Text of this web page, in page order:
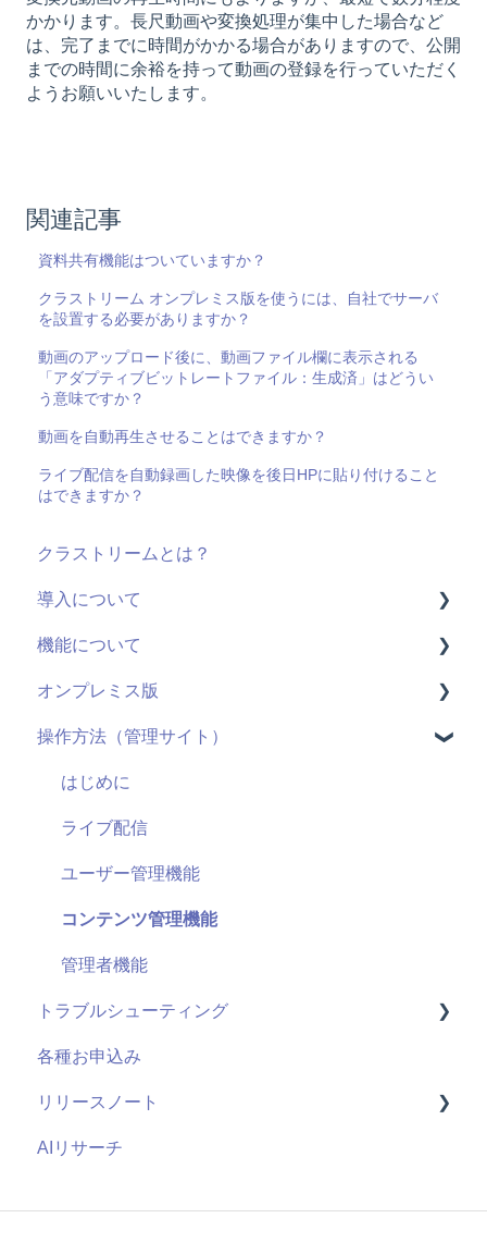
かかります。長尺動画や変換処理が集中した場合など
は、完了までに時間がかかる場合がありますので、公開
までの時間に余裕を持って動画の登録を行っていただく
ようお願いいたします。
関連記事
資料共有機能はついていますか？
クラストリーム オンプレミス版を使うには、自社でサーバ
を設置する必要がありますか？
動画のアップロード後に、動画ファイル欄に表示される
「アダプティブビットレートファイル：生成済」はどうい
う意味ですか？
動画を自動再生させることはできますか？
ライブ配信を自動録画した映像を後日HPに貼り付けること
はできますか？
クラストリームとは？
導入について
料金・プラン
機能(導入前)
サービス
導入に向けて
サポート
セキュリティ
機能について
動画配信
ライブ配信
ユーザーID
管理機能：管理サイト
アンケート機能
視聴履歴
既存の仕組みと連携
課金機能
オンプレミス版
全般
用語
システム仕様
お申し込み・導入
操作方法（管理サイト）
はじめに
ライブ配信
ユーザー管理機能
コンテンツ管理機能
管理者機能
トラブルシューティング
視聴ページ
管理サイト
各種お申込み
リリースノート
2026年度
AIリサーチ